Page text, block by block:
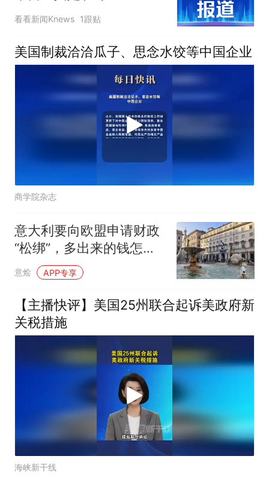
看看新闻Knews 1跟贴
美国制裁洽洽瓜子、思念水饺等中国企业
商学院杂志
意大利要向欧盟申请财政
“松绑”，多出来的钱怎么
花？
意烩 APP专享
【主播快评】美国25州联合起诉美政府新
关税措施
海峡新干线